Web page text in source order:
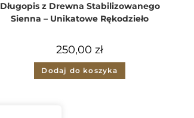
Długopis z Drewna Stabilizowanego
Sienna – Unikatowe Rękodzieło
250,00 zł
Dodaj do koszyka